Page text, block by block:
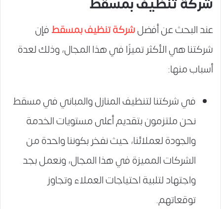
عند البحث عن أفضلشركة تنظيف بمسقطفإن
شركتنا هي الأكثر تميزًا في هذا المجال، وذلك لعدة
أسباب منها:
في شركتنا لتنظيف المنازل والمباني في مسقط
نحن ملتزمون بتقديم أعلى مستويات الخدمة
والجودة لعملائنا، حيث نفخر بكوننا واحدة من
الشركات المميزة في هذا المجال، ونعمل بجد
واجتهاد لتلبية احتياجات العملاء وتجاوز
توقعاتهم.